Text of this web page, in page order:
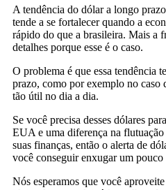
A tendência do dólar a longo
tende a se fortalecer quando a
rápido do que a brasileira. Mais a
detalhes porque esse é o caso.
O problema é que essa tendência
prazo, como por exemplo no caso
tão útil no dia a dia.
Se você precisa desses dólares
EUA e uma diferença na
suas finanças, então o alerta de
você conseguir enxugar um
Nós esperamos que você